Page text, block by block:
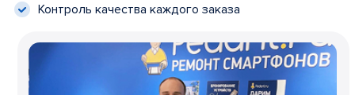
Контроль качества каждого заказа